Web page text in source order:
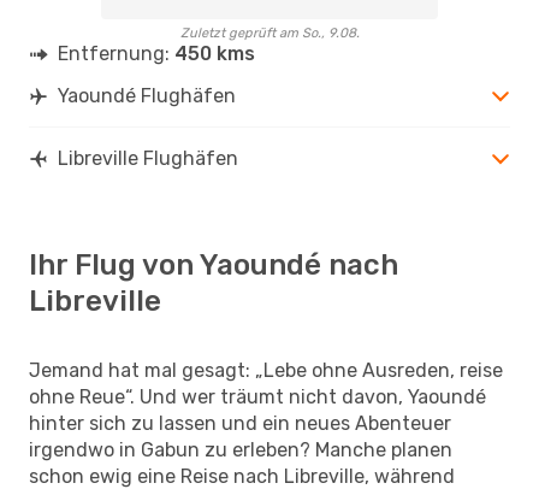
Zuletzt geprüft am So., 9.08.
Entfernung: 450 kms
Yaoundé Flughäfen
Libreville Flughäfen
Ihr Flug von Yaoundé nach
Libreville
Jemand hat mal gesagt: „Lebe ohne Ausreden, reise
ohne Reue“. Und wer träumt nicht davon, Yaoundé
hinter sich zu lassen und ein neues Abenteuer
irgendwo in Gabun zu erleben? Manche planen
schon ewig eine Reise nach Libreville, während